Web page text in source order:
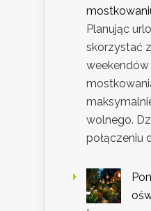
Planując
skorzystać
wolnego.
połączeniu